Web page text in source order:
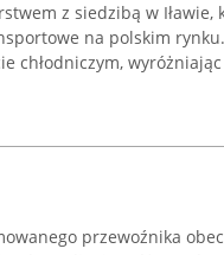
z siedzibą w Iławie,
na polskim
chłodniczym,
przewoźnika